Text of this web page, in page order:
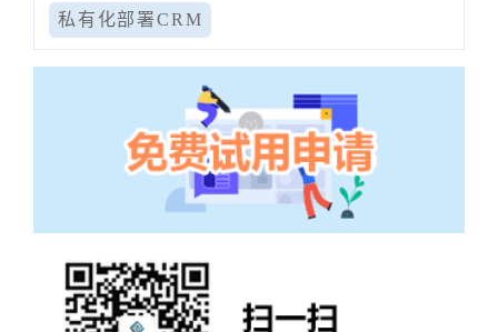
私有化部署CRM